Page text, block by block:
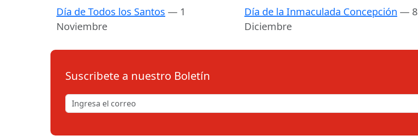
Día de Todos los Santos — 1
Noviembre
Día de la Inmaculada Concepción — 8
Diciembre
Suscribete a nuestro Boletín